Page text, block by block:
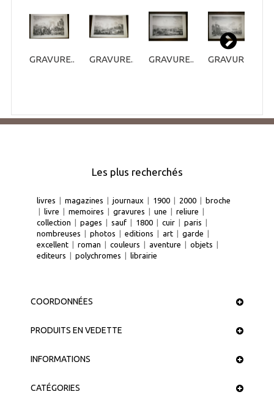
GRAVURE... GRAVURE... GRAVURE... GRAVURE...
Les plus recherchés
livres | magazines | journaux | 1900 | 2000 | broche
| livre | memoires | gravures | une | reliure |
collection | pages | sauf | 1800 | cuir | paris |
nombreuses | photos | editions | art | garde |
excellent | roman | couleurs | aventure | objets |
editeurs | polychromes | librairie
COORDONNÉES
PRODUITS EN VEDETTE
INFORMATIONS
CATÉGORIES